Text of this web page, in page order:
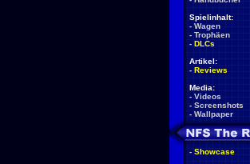
Spielinhalt:
- Wagen
- Trophäen
- DLCs
Artikel:
- Reviews
Media:
- Videos
- Screenshots
- Wallpaper
- Showcase